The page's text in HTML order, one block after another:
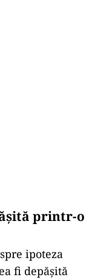
printr-o
ipoteza
fi depășită